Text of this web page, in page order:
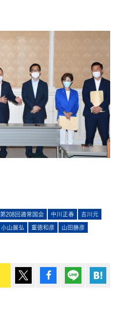
第208回通常国会 中川正春
吉川元
小山展弘 重徳和彦 山田勝彦
ポスト シェア Lineで送